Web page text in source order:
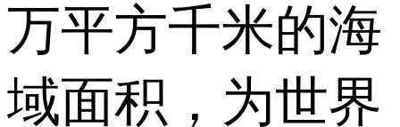
万平方千米的海
域面积，为世界